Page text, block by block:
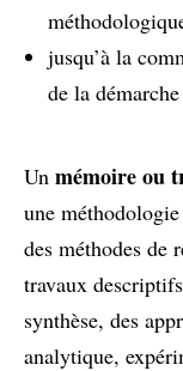
jusqu’à la
de la
Un mémoire ou
une
des méthodes de
travaux
synthèse, des
analytique,